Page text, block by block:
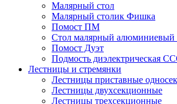
Малярный стол
Малярный столик Фишка
Помост ПМ
Стол малярный алюминиевый
Помост Дуэт
Подмость диэлектрическая
Лестницы и стремянки
Лестницы приставные
Лестницы двухсекционные
Лестницы трехсекционные